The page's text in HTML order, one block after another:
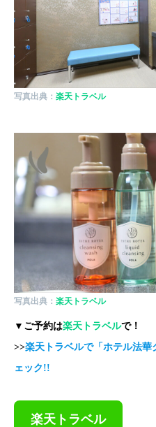
写真出典： 楽天トラベル
写真出典： 楽天トラベル
▼ご予約は楽天トラベルで！
>>楽天トラベルで「ホテル法
ェック!!
楽天トラベル